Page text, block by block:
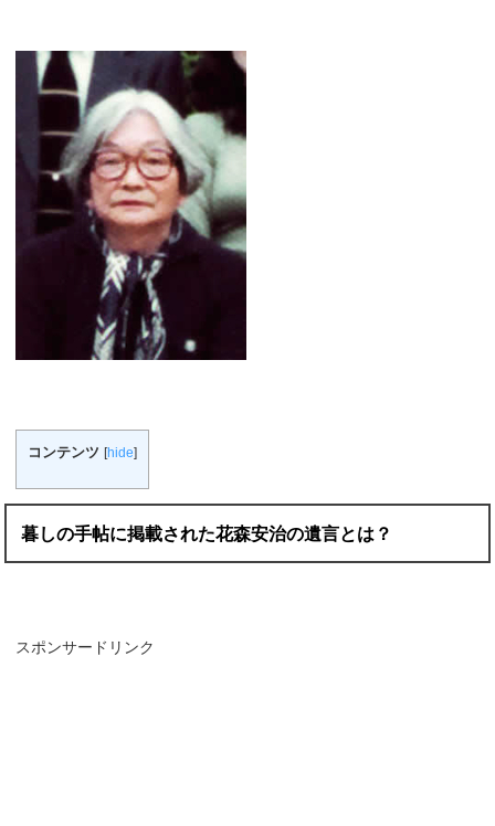
コンテンツ [hide]
暮しの手帖に掲載された花森安治の遺言とは？
スポンサードリンク